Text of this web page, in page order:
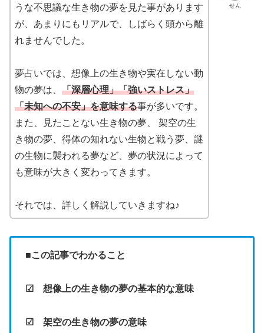
せん
うな不思議な生き物の夢を見た事があります
が、あまりにもリアルで、しばらく頭から離
れませんでした。
夢占いでは、想像上の生き物や実在しない動
物の夢は、 「深層心理」「強いストレス」
「未知への不安」を意味する事が多いです。
また、
見たことない生き物の夢、
架空の生
き物の夢、 得体の知れない生物と戦う夢、 謎
の生物に襲われる夢など、夢の状況によって
も意味が大きく変わってきます。
それでは、詳しく解説していきますね♪
■この記事でわかること
☑ 想像上の生き物の夢の基本的な意味
☑ 架空の生き物の夢の意味